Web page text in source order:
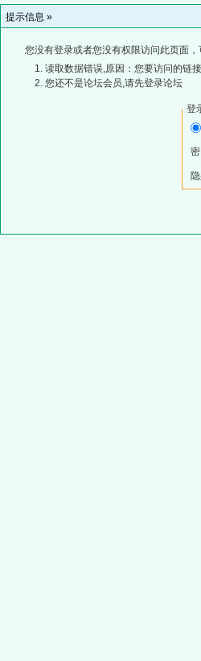
提示信息 »
您没有登录或者您没有权限访问此页面
读取数据错误,原因：您要访问的链
您还不是论坛会员,请先登录论坛
登